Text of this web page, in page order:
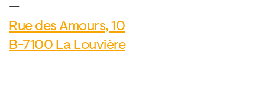
—
Rue des Amours, 10
B-7100 La Louvière